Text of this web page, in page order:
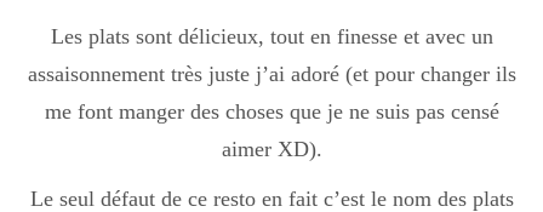
Recettes Végétariennes
Resto
Les plats sont délicieux, tout en finesse et avec un
assaisonnement très juste j’ai adoré (et pour changer ils
me font manger des choses que je ne suis pas censé
aimer XD).
Le seul défaut de ce resto en fait c’est le nom des plats